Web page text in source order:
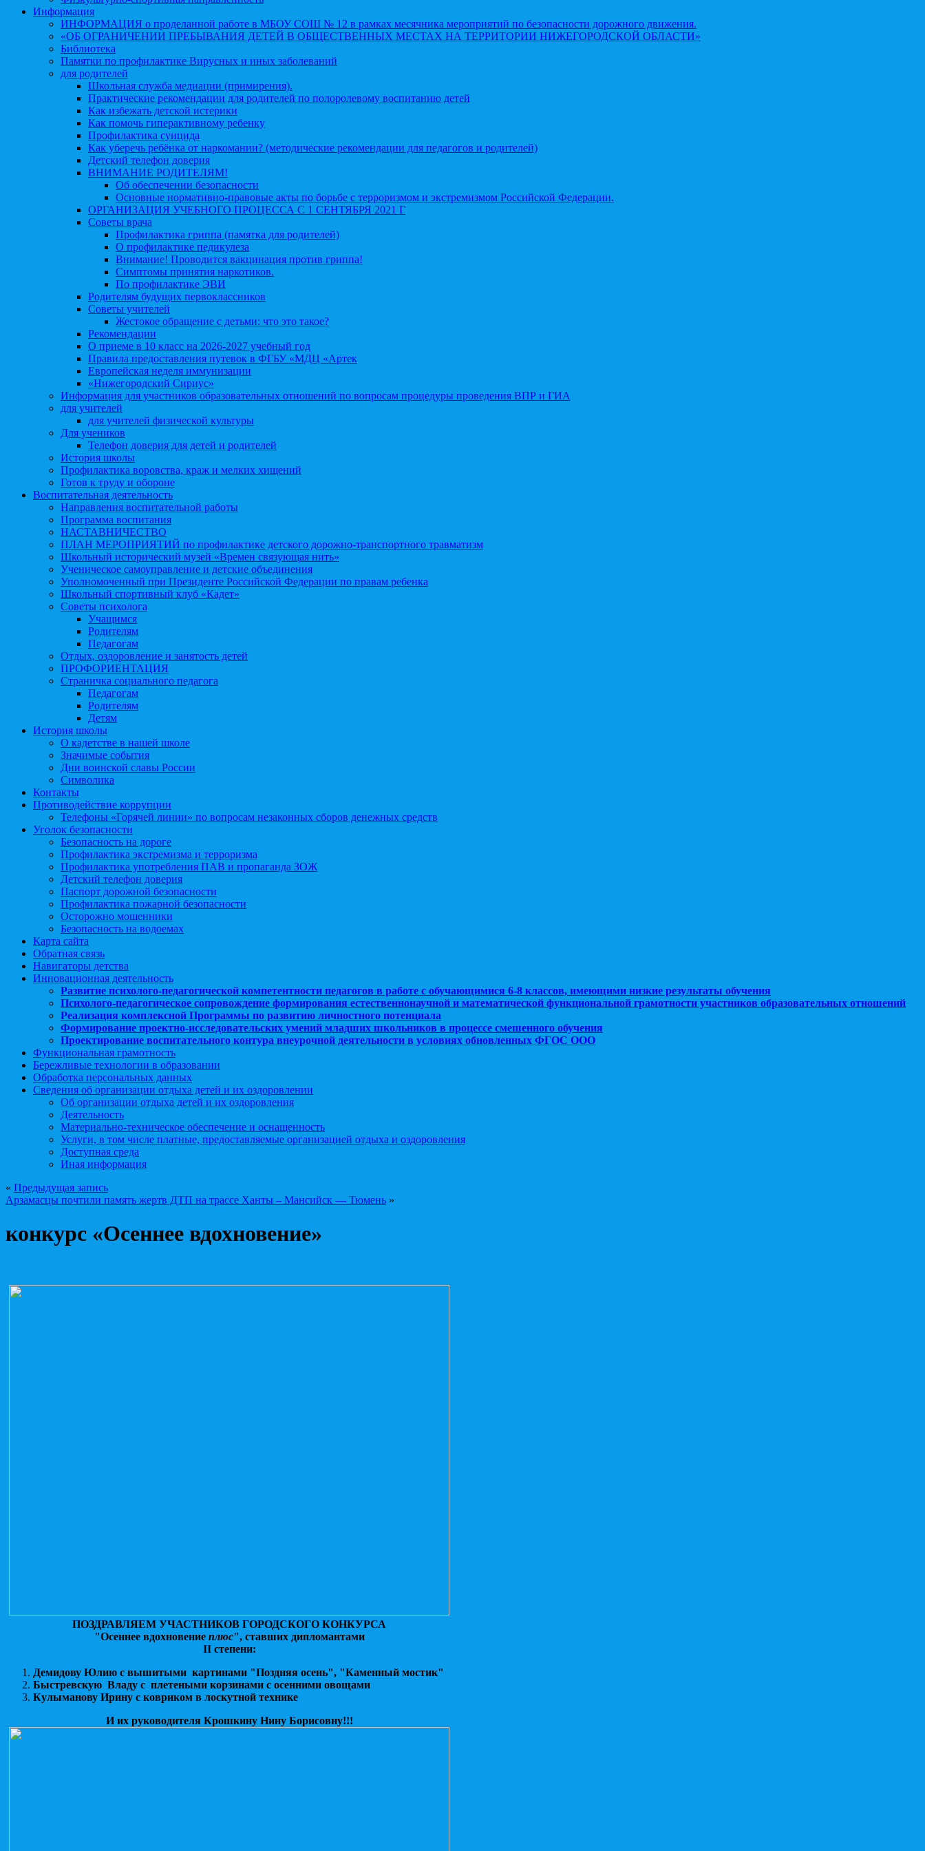
Информация
ИНФОРМАЦИЯ о проделанной работе в МБОУ СОШ № 12 в рамках месячника мероприятий по безопасности дорожного движения.
«ОБ ОГРАНИЧЕНИИ ПРЕБЫВАНИЯ ДЕТЕЙ В ОБЩЕСТВЕННЫХ МЕСТАХ НА ТЕРРИТОРИИ НИЖЕГОРОДСКОЙ ОБЛАСТИ»
Библиотека
Памятки по профилактике Вирусных и иных заболеваний
для родителей
Школьная служба медиации (примирения).
Практические рекомендации для родителей по полоролевому воспитанию детей
Как избежать детской истерики
Как помочь гиперактивному ребенку
Профилактика суицида
Как уберечь ребёнка от наркомании? (методические рекомендации для педагогов и родителей)
Детский телефон доверия
ВНИМАНИЕ РОДИТЕЛЯМ!
Об обеспечении безопасности
Основные нормативно-правовые акты по борьбе с терроризмом и экстремизмом Российской Федерации.
ОРГАНИЗАЦИЯ УЧЕБНОГО ПРОЦЕССА С 1 СЕНТЯБРЯ 2021 Г
Советы врача
Профилактика гриппа (памятка для родителей)
О профилактике педикулеза
Внимание! Проводится вакцинация против гриппа!
Симптомы принятия наркотиков.
По профилактике ЭВИ
Родителям будущих первоклассников
Советы учителей
Жестокое обращение с детьми: что это такое?
Рекомендации
О приеме в 10 класс на 2026-2027 учебный год
Правила предоставления путевок в ФГБУ «МДЦ «Артек
Европейская неделя иммунизации
«Нижегородский Сириус»
Информация для участников образовательных отношений по вопросам процедуры проведения ВПР и ГИА
для учителей
для учителей физической культуры
Для учеников
Телефон доверия для детей и родителей
История школы
Профилактика воровства, краж и мелких хищений
Готов к труду и обороне
Воспитательная деятельность
Направления воспитательной работы
Программа воспитания
НАСТАВНИЧЕСТВО
ПЛАН МЕРОПРИЯТИЙ по профилактике детского дорожно-транспортного травматизм
Школьный исторический музей «Времен связующая нить»
Ученическое самоуправление и детские объединения
Уполномоченный при Президенте Российской Федерации по правам ребенка
Школьный спортивный клуб «Кадет»
Советы психолога
Учащимся
Родителям
Педагогам
Отдых, оздоровление и занятость детей
ПРОФОРИЕНТАЦИЯ
Страничка социального педагога
Педагогам
Родителям
Детям
История школы
О кадетстве в нашей школе
Значимые события
Дни воинской славы России
Символика
Контакты
Противодействие коррупции
Телефоны «Горячей линии» по вопросам незаконных сборов денежных средств
Уголок безопасности
Безопасность на дороге
Профилактика экстремизма и терроризма
Профилактика употребления ПАВ и пропаганда ЗОЖ
Детский телефон доверия
Паспорт дорожной безопасности
Профилактика пожарной безопасности
Осторожно мошенники
Безопасность на водоемах
Карта сайта
Обратная связь
Навигаторы детства
Инновационная деятельность
Развитие психолого-педагогической компетентности педагогов в работе с обучающимися 6-8 классов, имеющими низкие результаты обучения
Психолого-педагогическое сопровождение формирования естественнонаучной и математической функциональной грамотности участников образовательных отношений
Реализация комплексной Программы по развитию личностного потенциала
Формирование проектно-исследовательских умений младших школьников в процессе смешенного обучения
Проектирование воспитательного контура внеурочной деятельности в условиях обновленных ФГОС ООО
Функциональная грамотность
Бережливые технологии в образовании
Обработка персональных данных
Сведения об организации отдыха детей и их оздоровлении
Об организации отдыха детей и их оздоровления
Деятельность
Материально-техническое обеспечение и оснащенность
Услуги, в том числе платные, предоставляемые организацией отдыха и оздоровления
Доступная среда
Иная информация
« Предыдущая запись
Арзамасцы почтили память жертв ДТП на трассе Ханты – Мансийск — Тюмень »
конкурс «Осеннее вдохновение»
ПОЗДРАВЛЯЕМ УЧАСТНИКОВ ГОРОДСКОГО КОНКУРСА
"Осеннее вдохновение плюс", ставших дипломантами
IIстепени:
Демидову Юлию с вышитыми картинами "Поздняя осень", "Каменный мостик"
Быстревскую Владу с плетеными корзинами с осенними овощами
Кулыманову Ирину с ковриком в лоскутной технике
И их руководителя Крошкину Нину Борисовну!!!